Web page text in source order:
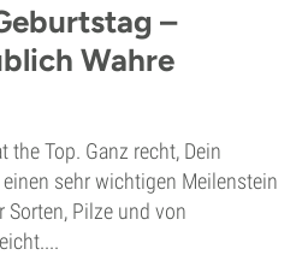
–
Wahre
the Top. Ganz recht, Dein
sehr wichtigen Meilenstein
Sorten, Pilze und von